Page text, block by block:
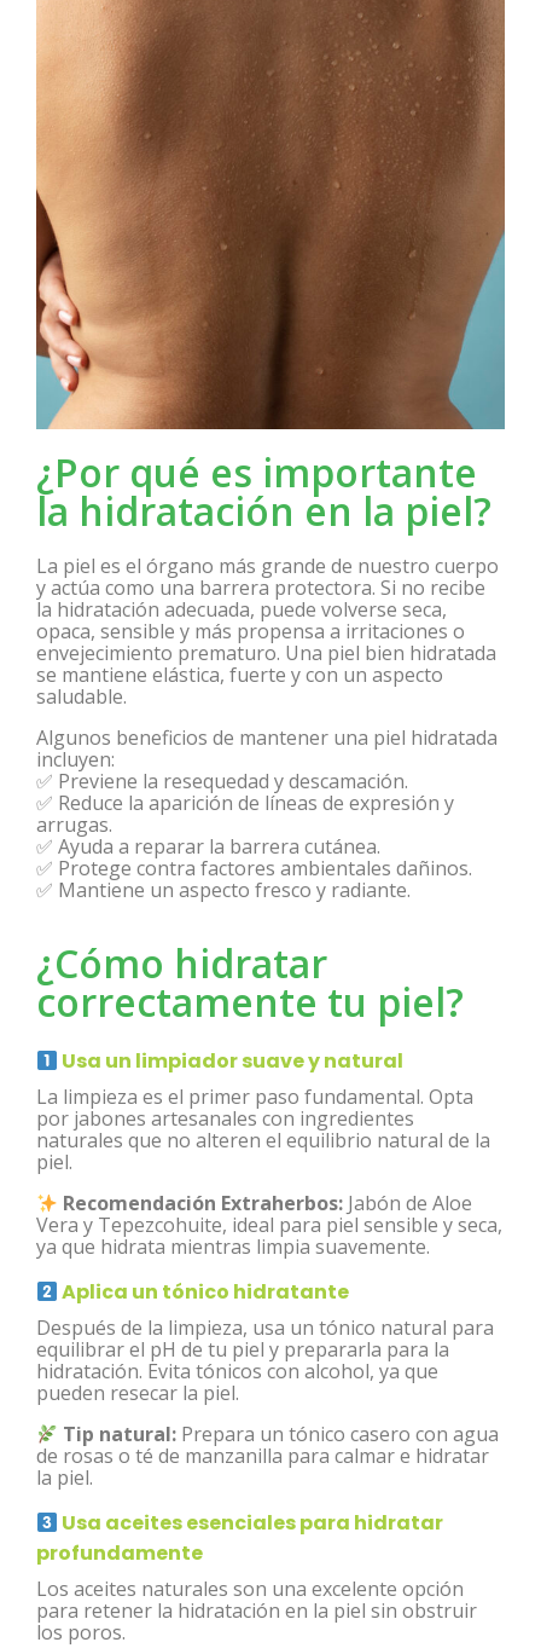
¿Por qué es importante
la hidratación en la piel?
La piel es el órgano más grande de nuestro cuerpo
y actúa como una barrera protectora. Si no recibe
la hidratación adecuada, puede volverse seca,
opaca, sensible y más propensa a irritaciones o
envejecimiento prematuro. Una piel bien hidratada
se mantiene elástica, fuerte y con un aspecto
saludable.
Algunos beneficios de mantener una piel hidratada
incluyen:
✅ Previene la resequedad y descamación.
✅ Reduce la aparición de líneas de expresión y
arrugas.
✅ Ayuda a reparar la barrera cutánea.
✅ Protege contra factores ambientales dañinos.
✅ Mantiene un aspecto fresco y radiante.
¿Cómo hidratar
correctamente tu piel?
Usa un limpiador suave y natural
La limpieza es el primer paso fundamental. Opta
por jabones artesanales con ingredientes
naturales que no alteren el equilibrio natural de la
piel.
Recomendación Extraherbos: Jabón de Aloe
Vera y Tepezcohuite, ideal para piel sensible y seca,
ya que hidrata mientras limpia suavemente.
Aplica un tónico hidratante
Después de la limpieza, usa un tónico natural para
equilibrar el pH de tu piel y prepararla para la
hidratación. Evita tónicos con alcohol, ya que
pueden resecar la piel.
Tip natural: Prepara un tónico casero con agua
de rosas o té de manzanilla para calmar e hidratar
la piel.
Usa aceites esenciales para hidratar
profundamente
Los aceites naturales son una excelente opción
para retener la hidratación en la piel sin obstruir
los poros.